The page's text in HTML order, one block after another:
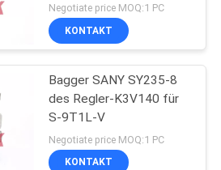
Negotiate price MOQ:1 PC
KONTAKT
Bagger SANY SY235-8
des Regler-K3V140 für
S-9T1L-V
Negotiate price MOQ:1 PC
KONTAKT